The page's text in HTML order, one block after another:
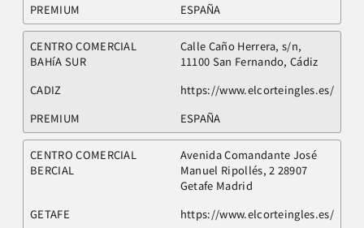
PREMIUM
ESPAÑA
CENTRO COMERCIAL
BAHíA SUR
Calle Caño Herrera, s/n,
11100 San Fernando, Cádiz
CADIZ
https://www.elcorteingles.es/
PREMIUM
ESPAÑA
CENTRO COMERCIAL
BERCIAL
Avenida Comandante José
Manuel Ripollés, 2 28907
Getafe Madrid
GETAFE
https://www.elcorteingles.es/